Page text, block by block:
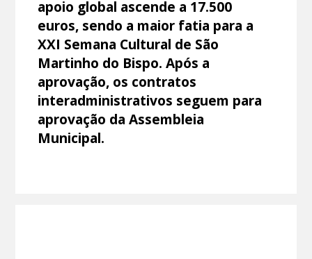
apoio global ascende a 17.500
euros, sendo a maior fatia para a
XXI Semana Cultural de São
Martinho do Bispo. Após a
aprovação, os contratos
interadministrativos seguem para
aprovação da Assembleia
Municipal.